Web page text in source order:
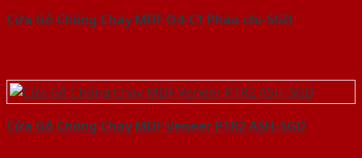
Cửa Gỗ Chống Cháy MDF O4-C1 Phào chi-SGD
Cửa Gỗ Chống Cháy MDF Veneer P1R2 ASH-SGD